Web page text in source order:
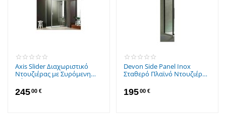
Axis Slider Διαχωριστικό
Ντουζιέρας με Συρόμενη
Πόρτα 117-121x185cm Clean
Glass
24500 €
Devon Side Panel Inox
Σταθερό Πλαϊνό Ντουζιέρας
Matt
19500 €